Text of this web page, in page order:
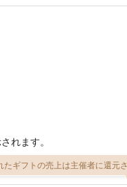
れます。
たギフトの売上は主催者に還元